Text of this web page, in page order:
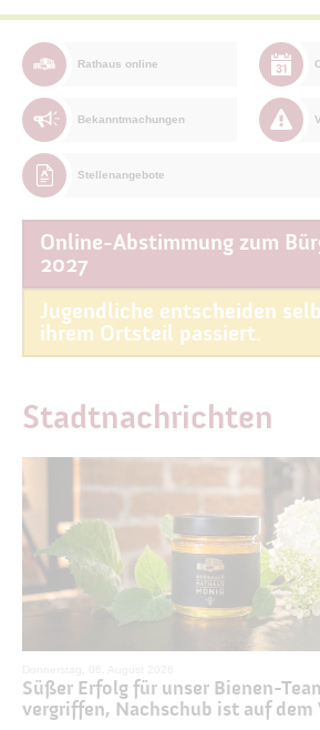
Rathaus online
Bekanntmachungen
Stellenangebote
Online-Abstimmung zum
2027
Jugendliche entscheiden
ihrem Ortsteil passiert.
Stadtnachrichten
Süßer Erfolg für unser Bienen-
vergriffen, Nachschub ist auf dem